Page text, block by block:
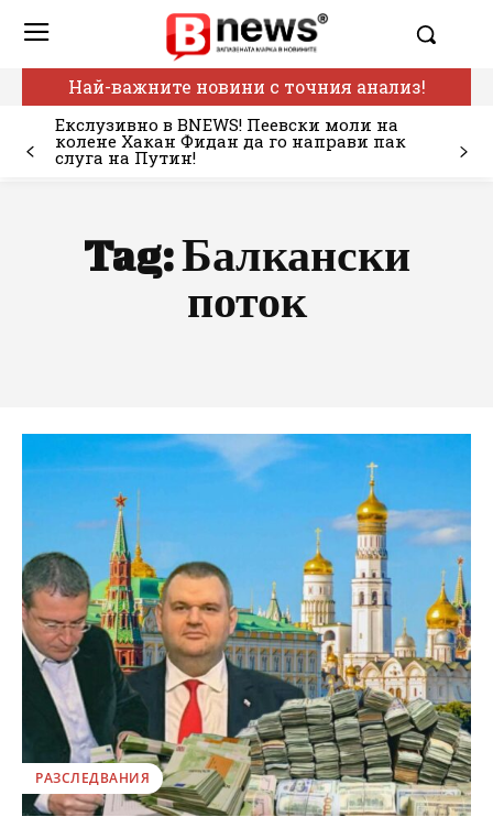
Най-важните новини с точния анализ!
Екслузивно в BNEWS! Пеевски моли на
колене Хакан Фидан да го направи пак
слуга на Путин!
Tag:Балкански
поток
РАЗСЛЕДВАНИЯ